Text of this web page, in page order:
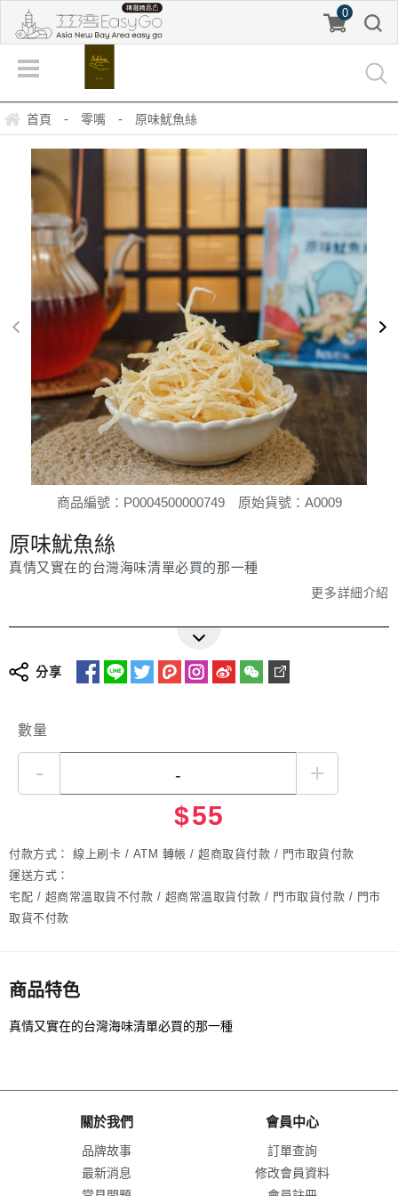
0
首頁 - 零嘴 - 原味魷魚絲
商品編號：P0004500000749 原始貨號：A0009
原味魷魚絲
真情又實在的台灣海味清單必買的那一種
更多詳細介紹
分享
數量
- +
$55
付款方式：
線上刷卡 / ATM 轉帳 / 超商取貨付款 / 門市取貨付款
運送方式：
宅配 / 超商常溫取貨不付款 / 超商常溫取貨付款 / 門市取貨付款 / 門市
取貨不付款
商品特色
真情又實在的台灣海味清單必買的那一種
關於我們
品牌故事
最新消息
會員中心
訂單查詢
修改會員資料